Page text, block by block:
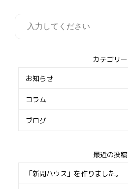
カテゴリー
お知らせ
コラム
ブログ
最近の投稿
「新聞ハウス」を作りました。